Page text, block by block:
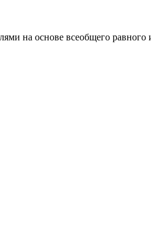
на основе всеобщего равного